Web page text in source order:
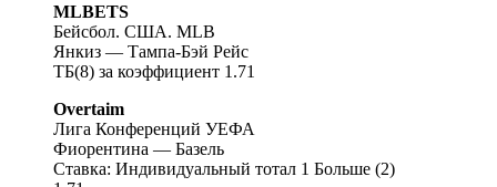
MLBETS
Бейсбол. США. MLB
Янкиз — Тампа-Бэй Рейс
ТБ(8) за коэффициент 1.71
Overtaim
Лига Конференций УЕФА
Фиорентина — Базель
Ставка: Индивидуальный тотал 1 Больше (2)